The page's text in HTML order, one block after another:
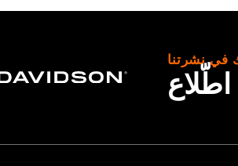
www.h-d.com/warranty
في نشرتنا